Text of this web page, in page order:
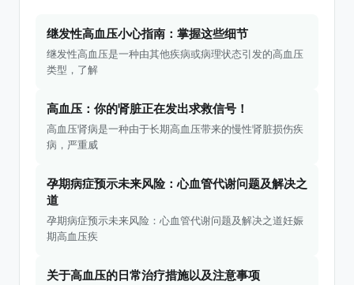
继发性高血压小心指南：掌握这些细节
继发性高血压是一种由其他疾病或病理状态引发的高血压
类型，了解
高血压：你的肾脏正在发出求救信号！
高血压肾病是一种由于长期高血压带来的慢性肾脏损伤疾
病，严重威
孕期病症预示未来风险：心血管代谢问题及解决之
道
孕期病症预示未来风险：心血管代谢问题及解决之道妊娠
期高血压疾
关于高血压的日常治疗措施以及注意事项